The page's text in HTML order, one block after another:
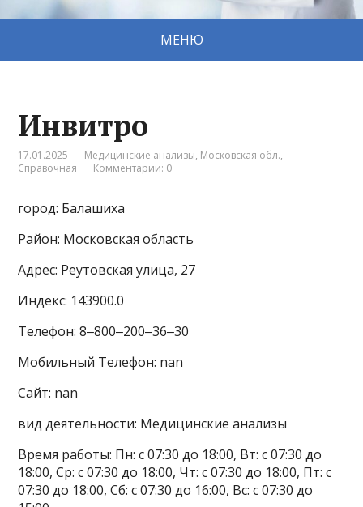
МЕНЮ
Инвитро
17.01.2025 Медицинские анализы, Московская обл.,
Справочная
Комментарии: 0
город: Балашиха
Район: Московская область
Адрес: Реутовская улица, 27
Индекс: 143900.0
Телефон: 8‒800‒200‒36‒30
Мобильный Телефон: nan
Сайт: nan
вид деятельности: Медицинские анализы
Время работы: Пн: с 07:30 до 18:00, Вт: с 07:30 до
18:00, Ср: с 07:30 до 18:00, Чт: с 07:30 до 18:00, Пт: с
07:30 до 18:00, Сб: с 07:30 до 16:00, Вс: с 07:30 до